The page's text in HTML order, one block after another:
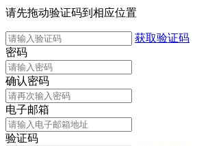
请先拖动验证码到相应位置
获取验证码
密码
确认密码
电子邮箱
验证码